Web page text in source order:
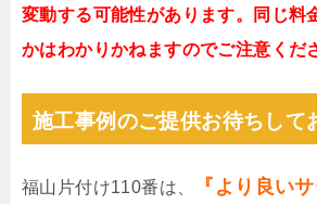
変動する可能性があります。同じ料
かはわかりかねますのでご注意くだ
施工事例のご提供お待ちして
福山片付け110番は、 『より良い